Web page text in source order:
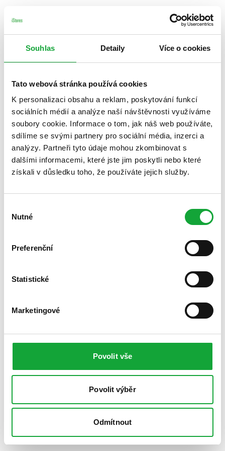
Souhlas Detaily Více o cookies
Tato webová stránka používá cookies
K personalizaci obsahu a reklam, poskytování funkcí
sociálních médií a analýze naší návštěvnosti využíváme
soubory cookie. Informace o tom, jak náš web používáte,
sdílíme se svými partnery pro sociální média, inzerci a
analýzy. Partneři tyto údaje mohou zkombinovat s
dalšími informacemi, které jste jim poskytli nebo které
získali v důsledku toho, že používáte jejich služby.
souhlasu
Nutné
Preferenční
Statistické
Marketingové
Povolit vše
Povolit výběr
Odmítnout